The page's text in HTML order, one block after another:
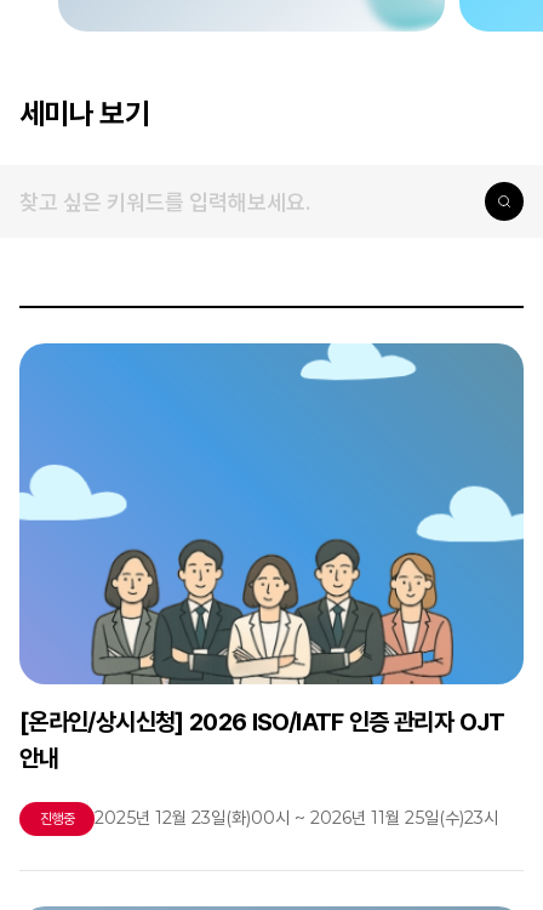
세미나 보기
[온라인/상시신청] 2026 ISO/IATF 인증 관리자 OJT
안내
진행중 2025년 12월 23일(화)00시 ~ 2026년 11월 25일(수)23시